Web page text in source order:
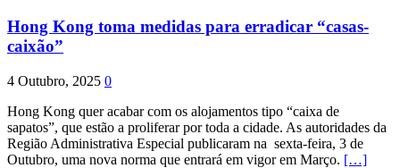
Hong Kong toma medidas para erradicar “casas-
caixão”
4 Outubro, 2025 0
Hong Kong quer acabar com os alojamentos tipo “caixa de
sapatos”, que estão a proliferar por toda a cidade. As autoridades da
Região Administrativa Especial publicaram na sexta-feira, 3 de
Outubro, uma nova norma que entrará em vigor em Março. […]